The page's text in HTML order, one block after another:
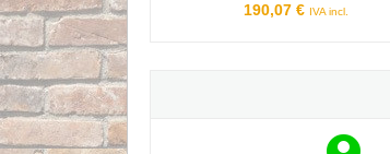
190,07 € IVA incl.